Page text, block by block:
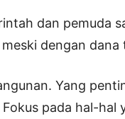
dan pemuda
dengan dana
Yang
pada hal-hal